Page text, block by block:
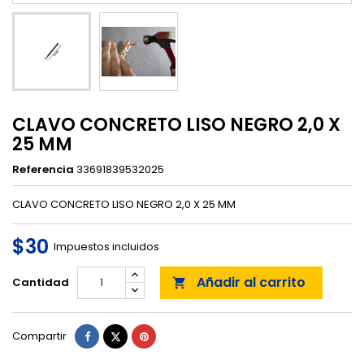
CLAVO CONCRETO LISO NEGRO 2,0 X
25 MM
Referencia 33691839532025
CLAVO CONCRETO LISO NEGRO 2,0 X 25 MM
$30 Impuestos incluidos
Cantidad  Añadir al carrito
Compartir Compartir
TuitearPinterest